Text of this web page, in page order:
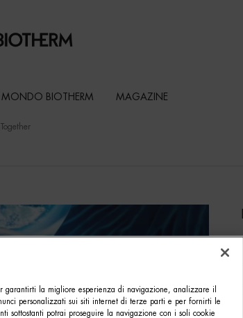
MONDO BIOTHERM MAGAZINE
garantirti la migliore esperienza di navigazione, analizzare il
personalizzati sui siti internet di terze parti e per fornirti le
sottostanti potrai proseguire la navigazione con i soli cookie